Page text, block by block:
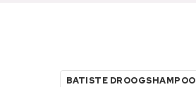
BATISTE DROOGSHAMPOO